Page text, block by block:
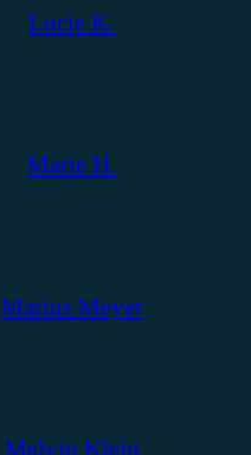
Lucie K.
Marie H.
Marius Meyer
Melvin Klein